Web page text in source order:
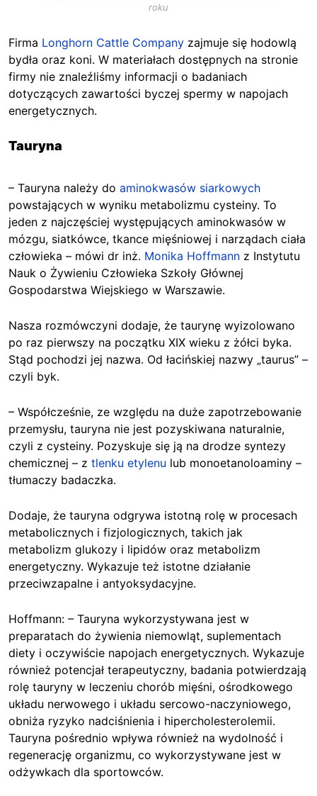
roku
Firma Longhorn Cattle Company zajmuje się hodowlą
bydła oraz koni. W materiałach dostępnych na stronie
firmy nie znaleźliśmy informacji o badaniach
dotyczących zawartości byczej spermy w napojach
energetycznych.
Tauryna
– Tauryna należy do aminokwasów siarkowych
powstających w wyniku metabolizmu cysteiny. To
jeden z najczęściej występujących aminokwasów w
mózgu, siatkówce, tkance mięśniowej i narządach ciała
człowieka – mówi dr inż. Monika Hoffmann z Instytutu
Nauk o Żywieniu Człowieka Szkoły Głównej
Gospodarstwa Wiejskiego w Warszawie.
Nasza rozmówczyni dodaje, że taurynę wyizolowano
po raz pierwszy na początku XIX wieku z żółci byka.
Stąd pochodzi jej nazwa. Od łacińskiej nazwy „taurus” –
czyli byk.
– Współcześnie, ze względu na duże zapotrzebowanie
przemysłu, tauryna nie jest pozyskiwana naturalnie,
czyli z cysteiny. Pozyskuje się ją na drodze syntezy
chemicznej – z tlenku etylenu lub monoetanoloaminy –
tłumaczy badaczka.
Dodaje, że tauryna odgrywa istotną rolę w procesach
metabolicznych i fizjologicznych, takich jak
metabolizm glukozy i lipidów oraz metabolizm
energetyczny. Wykazuje też istotne działanie
przeciwzapalne i antyoksydacyjne.
Hoffmann: – Tauryna wykorzystywana jest w
preparatach do żywienia niemowląt, suplementach
diety i oczywiście napojach energetycznych. Wykazuje
również potencjał terapeutyczny, badania potwierdzają
rolę tauryny w leczeniu chorób mięśni, ośrodkowego
układu nerwowego i układu sercowo-naczyniowego,
obniża ryzyko nadciśnienia i hipercholesterolemii.
Tauryna pośrednio wpływa również na wydolność i
regenerację organizmu, co wykorzystywane jest w
odżywkach dla sportowców.